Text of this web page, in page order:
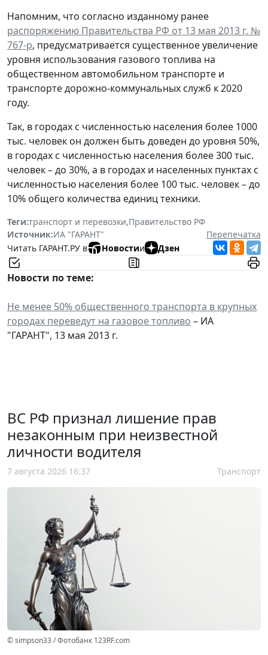
Напомним, что согласно изданному ранее
распоряжению Правительства РФ от 13 мая 2013 г. №
767-р, предусматривается существенное увеличение
уровня использования газового топлива на
общественном автомобильном транспорте и
транспорте дорожно-коммунальных служб к 2020
году.
Так, в городах с численностью населения более 1000
тыс. человек он должен быть доведен до уровня 50%,
в городах с численностью населения более 300 тыс.
человек – до 30%, а в городах и населенных пунктах с
численностью населения более 100 тыс. человек – до
10% общего количества единиц техники.
Теги:транспорт и перевозки,Правительство РФ
Источник:ИА "ГАРАНТ"
Перепечатка
Читать ГАРАНТ.РУ в
Новостии Дзен
Новости по теме:
Не менее 50% общественного транспорта в крупных
городах переведут на газовое топливо – ИА
"ГАРАНТ", 13 мая 2013 г.
ВС РФ признал лишение прав
незаконным при неизвестной
личности водителя
7 августа 2026 16:37 Транспорт
© simpson33 / Фотобанк 123RF.com